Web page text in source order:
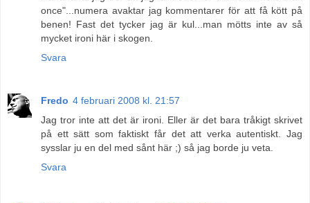
once"...numera avaktar jag kommentarer för att få kött på
benen! Fast det tycker jag är kul...man mötts inte av så
mycket ironi här i skogen.
Svara
Fredo 4 februari 2008 kl. 21:57
Jag tror inte att det är ironi. Eller är det bara tråkigt skrivet
på ett sätt som faktiskt får det att verka autentiskt. Jag
sysslar ju en del med sånt här ;) så jag borde ju veta.
Svara